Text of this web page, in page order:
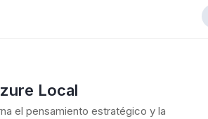
Local
el pensamiento estratégico y la